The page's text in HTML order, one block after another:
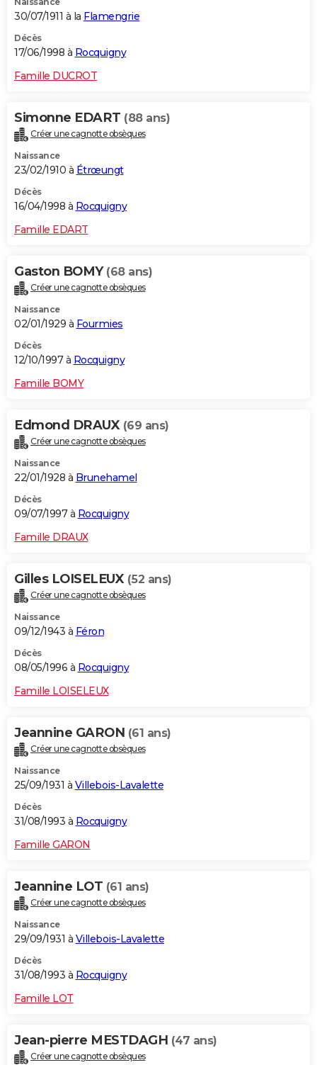
30/07/1911 à la Flamengrie
Décès
17/06/1998 à Rocquigny
Famille DUCROT
Simonne EDART (88 ans)
Créer une cagnotte obsèques
Naissance
23/02/1910 à Étrœungt
Décès
16/04/1998 à Rocquigny
Famille EDART
Gaston BOMY (68 ans)
Créer une cagnotte obsèques
Naissance
02/01/1929 à Fourmies
Décès
12/10/1997 à Rocquigny
Famille BOMY
Edmond DRAUX (69 ans)
Créer une cagnotte obsèques
Naissance
22/01/1928 à Brunehamel
Décès
09/07/1997 à Rocquigny
Famille DRAUX
Gilles LOISELEUX (52 ans)
Créer une cagnotte obsèques
Naissance
09/12/1943 à Féron
Décès
08/05/1996 à Rocquigny
Famille LOISELEUX
Jeannine GARON (61 ans)
Créer une cagnotte obsèques
Naissance
25/09/1931 à Villebois-Lavalette
Décès
31/08/1993 à Rocquigny
Famille GARON
Jeannine LOT (61 ans)
Créer une cagnotte obsèques
Naissance
29/09/1931 à Villebois-Lavalette
Décès
31/08/1993 à Rocquigny
Famille LOT
Jean-pierre MESTDAGH (47 ans)
Créer une cagnotte obsèques